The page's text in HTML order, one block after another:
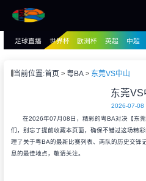
播
足球直播 世界杯 欧洲杯 英超 中超
当前位置:首页 粤BA 东莞VS中山
东莞VS
2026-07-08
在2026年07月08日，精彩的粤BA对决【东
们，别忘了提前收藏本页面，确保不错过这场精
理了关于粤BA的最新比赛列表、两队的历史交锋
息的最佳地点，敬请关注。